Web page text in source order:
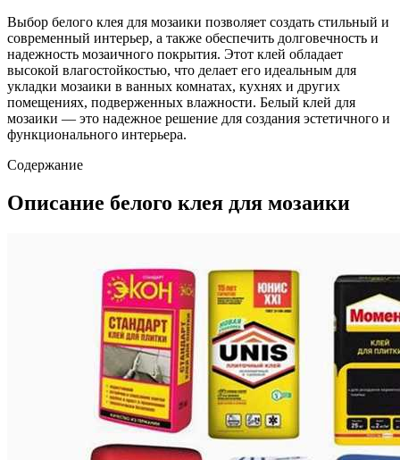
Выбор белого клея для мозаики позволяет создать стильный и
современный интерьер, а также обеспечить долговечность и
надежность мозаичного покрытия. Этот клей обладает
высокой влагостойкостью, что делает его идеальным для
укладки мозаики в ванных комнатах, кухнях и других
помещениях, подверженных влажности. Белый клей для
мозаики — это надежное решение для создания эстетичного и
функционального интерьера.
Содержание
Описание белого клея для мозаики